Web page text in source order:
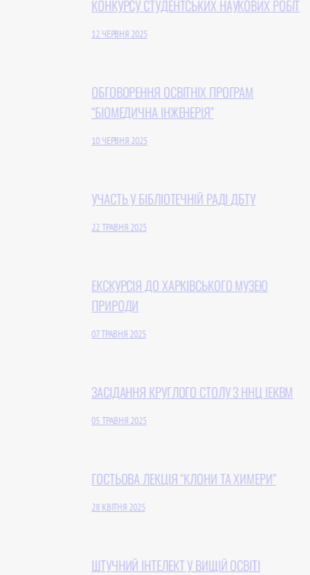
КОНКУРСУ СТУДЕНТСЬКИХ НАУКОВИХ РОБІТ
12 ЧЕРВНЯ 2025
ОБГОВОРЕННЯ ОСВІТНІХ ПРОГРАМ
“БІОМЕДИЧНА ІНЖЕНЕРІЯ”
10 ЧЕРВНЯ 2025
УЧАСТЬ У БІБЛІОТЕЧНІЙ РАДІ ДБТУ
22 ТРАВНЯ 2025
ЕКСКУРСІЯ ДО ХАРКІВСЬКОГО МУЗЕЮ
ПРИРОДИ
07 ТРАВНЯ 2025
ЗАСІДАННЯ КРУГЛОГО СТОЛУ З ННЦ ІЕКВМ
05 ТРАВНЯ 2025
ГОСТЬОВА ЛЕКЦІЯ “КЛОНИ ТА ХИМЕРИ”
28 КВІТНЯ 2025
ШТУЧНИЙ ІНТЕЛЕКТ У ВИЩІЙ ОСВІТІ